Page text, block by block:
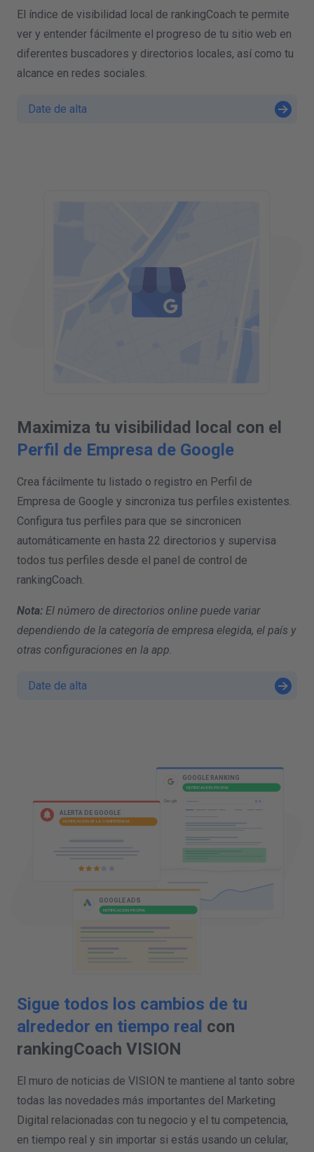
El índice de visibilidad local de rankingCoach te permite
ver y entender fácilmente el progreso de tu sitio web en
diferentes buscadores y directorios locales, así como tu
alcance en redes sociales.
Date de alta
Maximiza tu visibilidad local con el
Perfil de Empresa de Google
Crea fácilmente tu listado o registro en Perfil de
Empresa de Google y sincroniza tus perfiles existentes.
Configura tus perfiles para que se sincronicen
automáticamente en hasta 22 directorios y supervisa
todos tus perfiles desde el panel de control de
rankingCoach.
Nota: El número de directorios online puede variar
dependiendo de la categoría de empresa elegida, el país y
otras configuraciones en la app.
Date de alta
Sigue todos los cambios de tu
alrededor en tiempo real con
rankingCoach VISION
El muro de noticias de VISION te mantiene al tanto sobre
todas las novedades más importantes del Marketing
Digital relacionadas con tu negocio y el tu competencia,
en tiempo real y sin importar si estás usando un celular,
ALERTA DE GOOGLE
NOTIFICACION DE LA COMPETENCIA